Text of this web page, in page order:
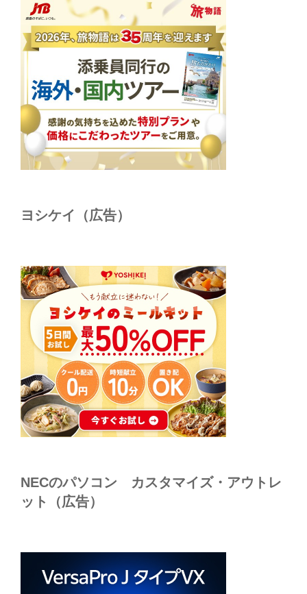
ヨシケイ（広告）
NECのパソコン カスタマイズ・アウトレ
ット（広告）